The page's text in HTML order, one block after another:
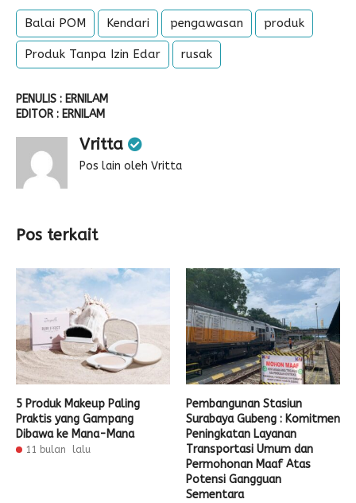
Balai POM Kendari pengawasan produk
Produk Tanpa Izin Edar rusak
PENULIS : ERNILAM
EDITOR : ERNILAM
Vritta
Pos lain oleh Vritta
Pos terkait
5 Produk Makeup Paling
Praktis yang Gampang
Dibawa ke Mana-Mana
11 bulan lalu
Pembangunan Stasiun
Surabaya Gubeng : Komitmen
Peningkatan Layanan
Transportasi Umum dan
Permohonan Maaf Atas
Potensi Gangguan
Sementara